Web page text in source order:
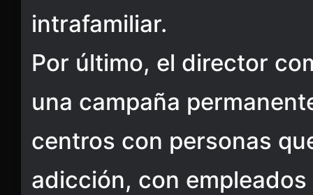
intrafamiliar.
Por último, el director
una campaña
centros con personas
adicción, con